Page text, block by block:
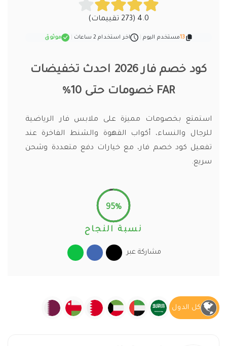
4.0 (273 تقييمات)
13مستخدم اليوم اخر استخدام 2 ساعات موثوق
كود خصم فار 2026 احدث تخفيضات
FAR خصومات حتى 10%
استمتع بخصومات مميزة على ملابس فار الرياضية
للرجال والنساء، أكواب القهوة والشنط الفاخرة عند
تفعيل كود خصم فار، مع خيارات دفع متعددة وشحن
سريع.
95%
نسبة النجاح
مشاركة عبر
كل الدول